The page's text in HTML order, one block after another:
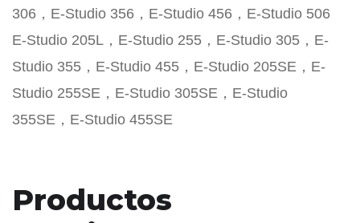
306，E-Studio 356，E-Studio 456，E-Studio 506
E-Studio 205L，E-Studio 255，E-Studio 305，E-
Studio 355，E-Studio 455，E-Studio 205SE，E-
Studio 255SE，E-Studio 305SE，E-Studio
355SE，E-Studio 455SE
Productos